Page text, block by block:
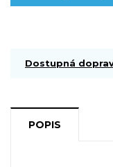
Dostupná
POPIS